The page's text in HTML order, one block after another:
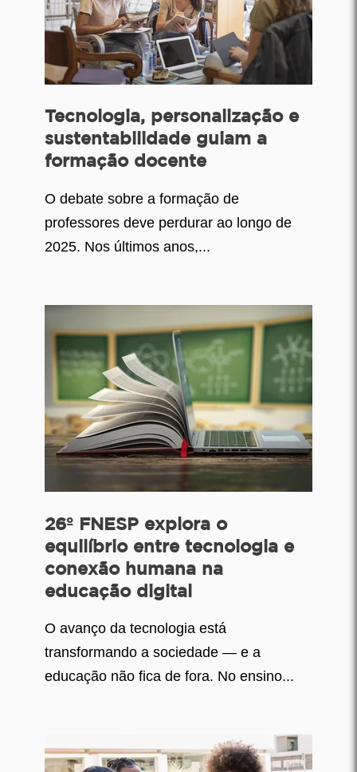
Tecnologia, personalização e
sustentabilidade guiam a
formação docente
O debate sobre a formação de
professores deve perdurar ao longo de
2025. Nos últimos anos,...
26º FNESP explora o
equilíbrio entre tecnologia e
conexão humana na
educação digital
O avanço da tecnologia está
transformando a sociedade — e a
educação não fica de fora. No ensino...